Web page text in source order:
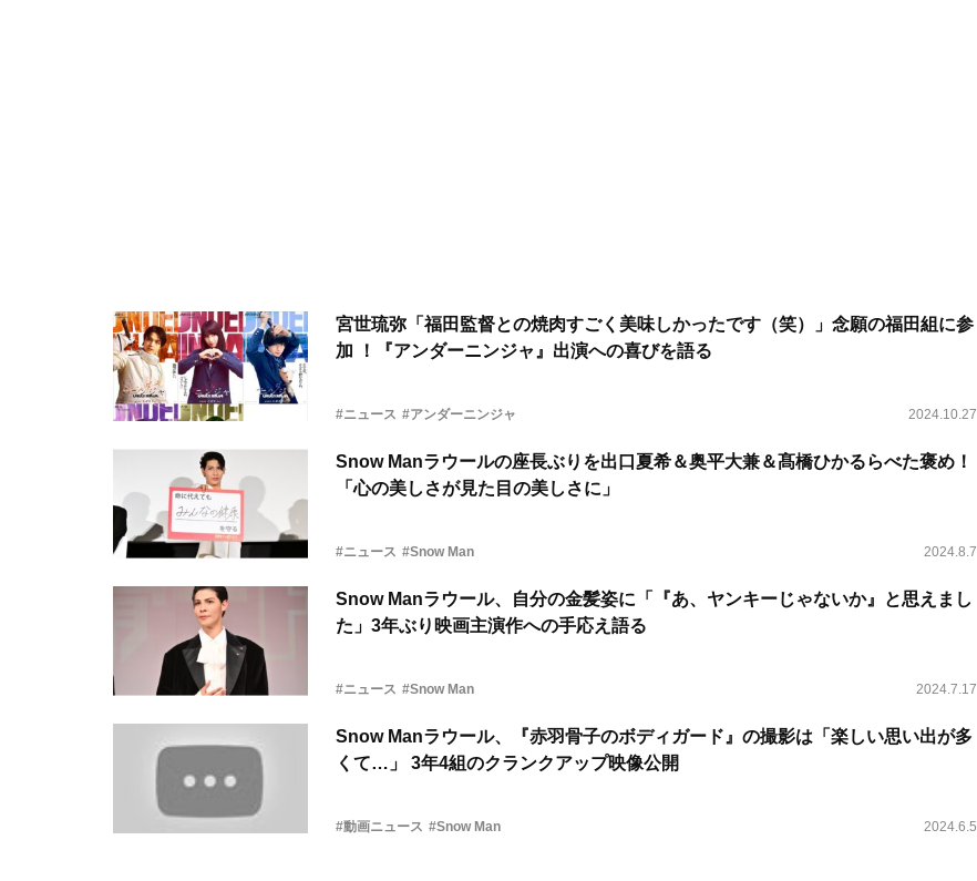
宮世琉弥「福田監督との焼肉すごく美味しかったです（笑）」念願の福田組に参
加 ！『アンダーニンジャ』出演への喜びを語る
#ニュース #アンダーニンジャ 2024.10.27
Snow Manラウールの座長ぶりを出口夏希＆奥平大兼＆髙橋ひかるらべた褒め！
「心の美しさが見た目の美しさに」
#ニュース #Snow Man 2024.8.7
Snow Manラウール、自分の金髪姿に「『あ、ヤンキーじゃないか』と思えまし
た」3年ぶり映画主演作への手応え語る
#ニュース #Snow Man 2024.7.17
Snow Manラウール、『赤羽骨子のボディガード』の撮影は「楽しい思い出が多
くて…」 3年4組のクランクアップ映像公開
#動画ニュース #Snow Man 2024.6.5